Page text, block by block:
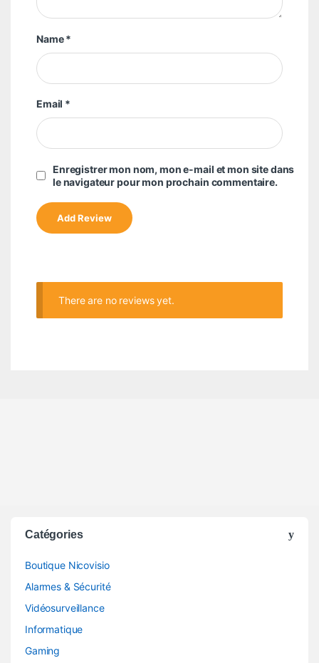
Name*
Email *
Enregistrer mon nom, mon e-mail et mon site dans
le navigateur pour mon prochain commentaire.
There are no reviews yet.
Catégories
Boutique Nicovisio
Alarmes & Sécurité
Vidéosurveillance
Informatique
Gaming